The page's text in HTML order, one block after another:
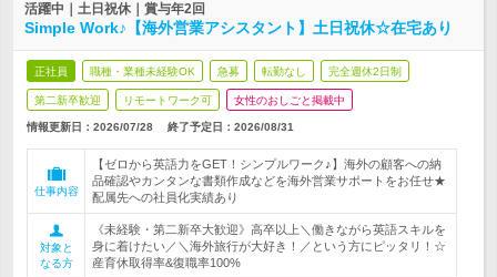
活躍中｜土日祝休｜賞与年2回
Simple Work♪【海外営業アシスタント】土日祝休☆在宅あり
正社員 職種・業種未経験OK 急募 転勤なし 完全週休2日制
第二新卒歓迎 リモートワーク可 女性のおしごと掲載中
情報更新日：2026/07/28 終了予定日： 2026/08/31
仕事内容
【ゼロから英語力をGET！シンプルワーク♪】海外の顧客への納
品確認やカンタンな書類作成などを海外営業サポートをお任せ★
配属先への社員化実績あり
対象と
なる方
《未経験・第二新卒大歓迎》高卒以上＼働きながら英語スキルを
身に着けたい／＼海外旅行が大好き！／という方にピッタリ！☆
産育休取得率&復職率100%